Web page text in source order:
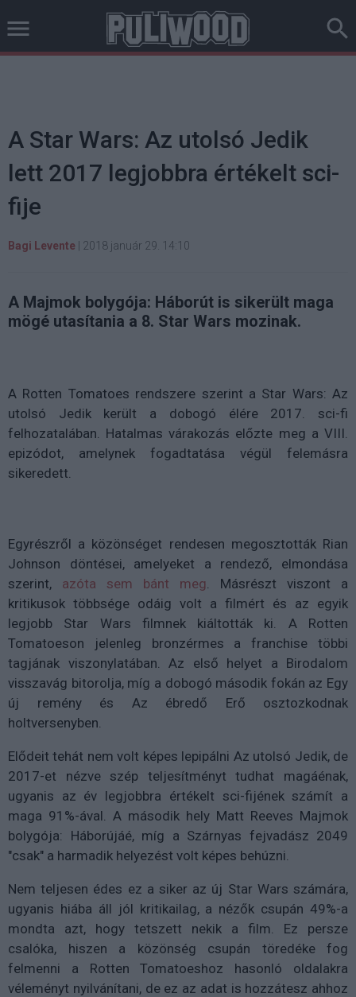
A Star Wars: Az utolsó Jedik
lett 2017 legjobbra értékelt sci-
fije
Bagi Levente 2018 január 29. 14:10
A Majmok bolygója: Háborút is sikerült maga
mögé utasítania a 8. Star Wars mozinak.
A Rotten Tomatoes rendszere szerint a Star Wars: Az
utolsó Jedik került a dobogó élére 2017. sci-fi
felhozatalában. Hatalmas várakozás előzte meg a VIII.
epizódot, amelynek fogadtatása végül felemásra
sikeredett.
Egyrészről a közönséget rendesen megosztották Rian
Johnson döntései, amelyeket a rendező, elmondása
szerint, azóta sem bánt meg. Másrészt viszont a
kritikusok többsége odáig volt a filmért és az egyik
legjobb Star Wars filmnek kiáltották ki. A Rotten
Tomatoeson jelenleg bronzérmes a franchise többi
tagjának viszonylatában. Az első helyet a Birodalom
visszavág bitorolja, míg a dobogó második fokán az Egy
új remény és Az ébredő Erő osztozkodnak
holtversenyben.
Elődeit tehát nem volt képes lepipálni Az utolsó Jedik, de
2017-et nézve szép teljesítményt tudhat magáénak,
ugyanis az év legjobbra értékelt sci-fijének számít a
maga 91%-ával. A második hely Matt Reeves Majmok
bolygója: Háborújáé, míg a Szárnyas fejvadász 2049
"csak" a harmadik helyezést volt képes behúzni.
Nem teljesen édes ez a siker az új Star Wars számára,
ugyanis hiába áll jól kritikailag, a nézők csupán 49%-a
mondta azt, hogy tetszett nekik a film. Ez persze
csalóka, hiszen a közönség csupán töredéke fog
felmenni a Rotten Tomatoeshoz hasonló oldalakra
véleményt nyilvánítani, de ez az adat is hozzátesz ahhoz